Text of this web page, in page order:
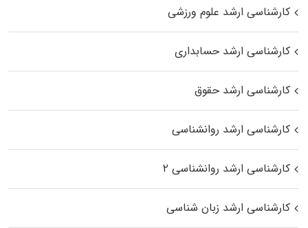
کارشناسی ارشد علوم ورزشی
کارشناسی ارشد حسابداری
کارشناسی ارشد حقوق
کارشناسی ارشد روانشناسی
کارشناسی ارشد روانشناسی ۲
کارشناسی ارشد زبان شناسی